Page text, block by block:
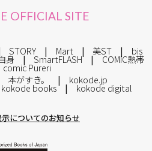
OFFICIAL SITE
STORY Mart 美ST bis
身 SmartFLASH COMIC熱帯
comic Pureri
本がすき。 kokode.jp
kokode books kokode digital
についてのお知らせ